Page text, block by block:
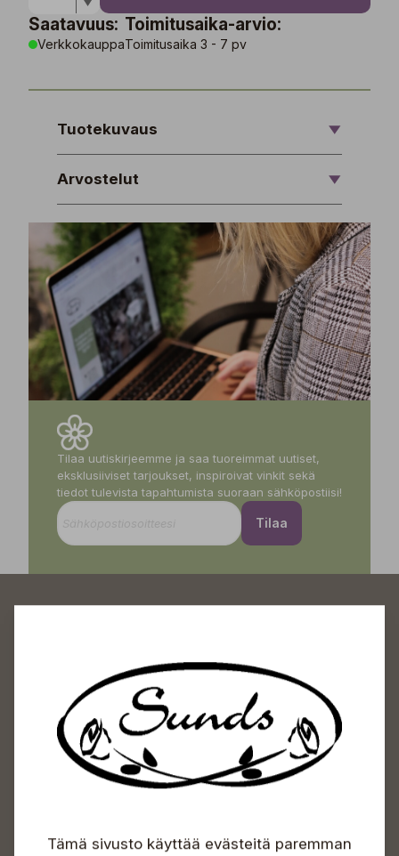
Saatavuus:
Verkkokauppa
Toimitusaika-arvio:
Toimitusaika 3 - 7 pv
Tuotekuvaus
Arvostelut
Tilaa uutiskirjeemme ja saa tuoreimmat uutiset,
eksklusiiviset tarjoukset, inspiroivat vinkit sekä
tiedot tulevista tapahtumista suoraan sähköpostiisi!
Tilaa
Sundin Puutarhakeskus
Avoinna
Arkisin 09-18
Info & vaihde
Tämä sivusto käyttää evästeitä paremman